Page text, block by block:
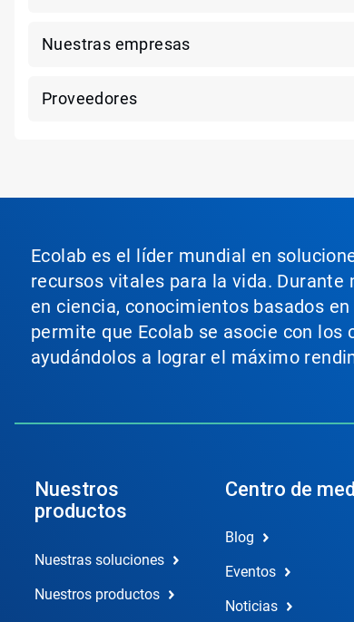
Nuestras empresas
Proveedores
Ecolab es el líder mundial en
recursos vitales para la vida.
en ciencia, conocimientos basados
permite que Ecolab se asocie con
ayudándolos a lograr el máximo
Nuestros
productos
Nuestras soluciones
Nuestros productos
Centro de
Blog
Eventos
Noticias